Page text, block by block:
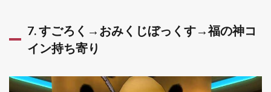
7. すごろく→おみくじぼっくす→福の神コ
イン持ち寄り